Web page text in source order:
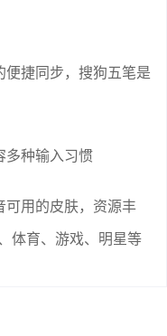
捷同步，搜狗五笔是
多种输入习惯
可用的皮肤，资源丰
体育、游戏、明星等